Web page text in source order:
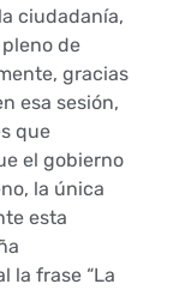
ciudadanía,
de
gracias
esa sesión,
que
el gobierno
la única
esta
la frase “La